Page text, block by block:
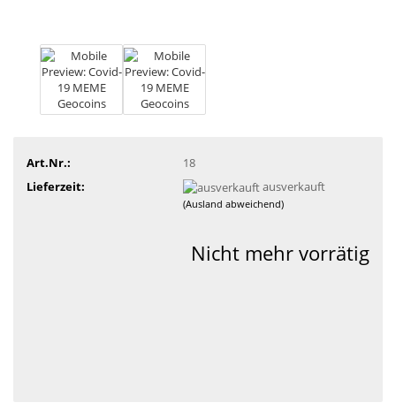
Art.Nr.:
18
Lieferzeit:
ausverkauft
(Ausland abweichend)
Nicht mehr vorrätig